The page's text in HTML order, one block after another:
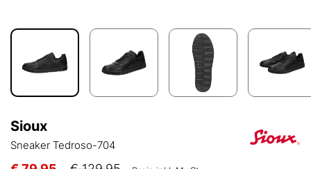
Sioux
Sneaker Tedroso-704